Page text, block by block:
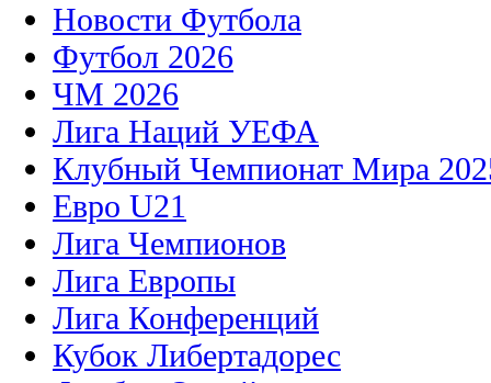
Новости Футбола
Футбол 2026
ЧМ 2026
Лига Наций УЕФА
Клубный Чемпионат Мира
Евро U21
Лига Чемпионов
Лига Европы
Лига Конференций
Кубок Либертадорес